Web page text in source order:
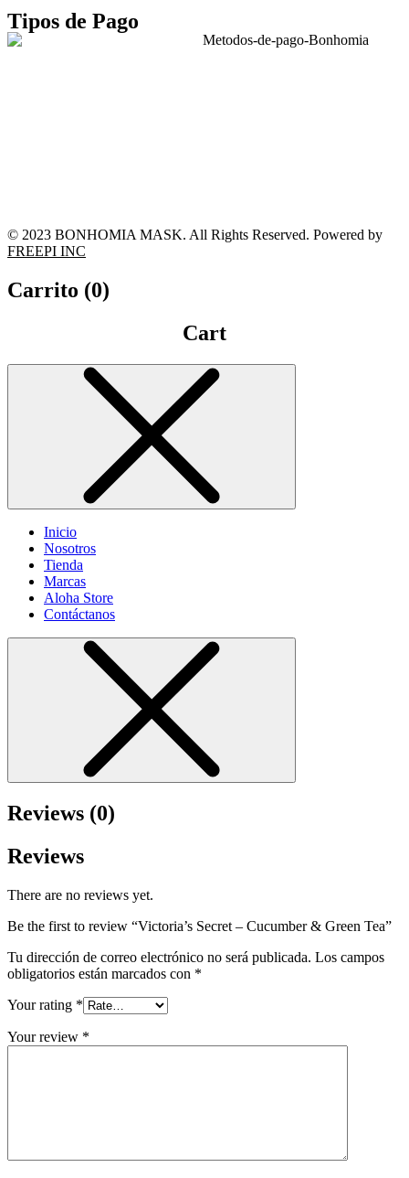
Tipos de Pago
© 2023 BONHOMIA MASK. All Rights Reserved. Powered by
FREEPI INC
Carrito (0)
Cart
Inicio
Nosotros
Tienda
Marcas
Aloha Store
Contáctanos
Reviews (0)
Reviews
There are no reviews yet.
Be the first to review “Victoria’s Secret – Cucumber & Green Tea”
Tu dirección de correo electrónico no será publicada. Los campos
obligatorios están marcados con *
Your rating *
Your review *